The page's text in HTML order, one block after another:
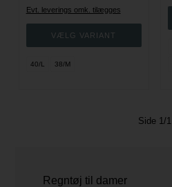
Evt. leverings omk. tilægges
40/L 38/M
Side 1/1
Regntøj til damer